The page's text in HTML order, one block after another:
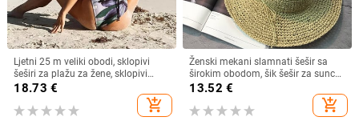
Ljetni 25 m veliki obodi, sklopivi
šeširi za plažu za žene, sklopivi
slamnati šešir, šešir za zaštitu od
Dropshipping
18.73 €
add_shopping_cart
Ženski mekani slamnati šešir sa
širokim obodom, šik šešir za sunce
Sklopivi ljetni slamnati šeširi za
plažu za žene Kape za djevojčice
Ženski šeširi od rafije
13.52 €
add_shopping_cart